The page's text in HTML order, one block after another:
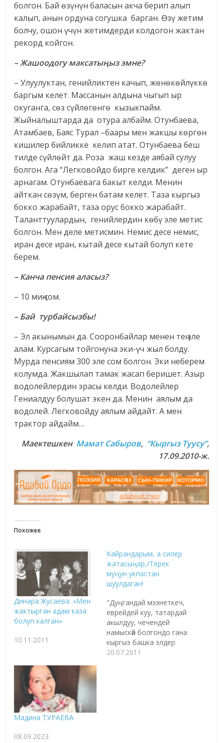
болгон. Бай өзүнүн баласын акча берип алып
калып, анын ордуна согушка барган. Өзү жетим
болчу, ошон үчүн жетимдерди колдогон жактан
рекорд койгон.
– Жашоодогу максатыңыз эмне?
– Улуулуктан, генийликтен качып, жөнөкөйлүккө
баргым келет. Массанын алдына чыгып ыр
окуганга, сөз сүйлөгөнгө кызыкпайм.
Жыйналыштарда да отура албайм. Отунбаева,
Атамбаев, Баяс Турал –баары мен жакшы көргөн
кишилер бийликке келип атат. Отунбаева беш
тилде сүйлөйт да. Роза жаш кезде аябай сулуу
болгон. Ага “Легковойдо бирге келдик” деген ыр
арнагам. Отунбаевага бакыт келди. Менин
айткан сөзүм, берген батам келет. Таза кыргыз
бокко жарабайт, таза орус бокко жарабайт.
Талант­туу­лар­дын, генийлердин көбү эле метис
болгон. Мен деле метисмин. Немис десе немис,
иран десе иран, кытай десе кытай болуп кете
берем.
– Канча пенсия аласыз?
– 10 миң сом.
– Бай турбайсызбы!
– Эл акынымын да. Сооронбайлар менен тең эле
алам. Курсагым тойгонуна эки-үч жыл болду.
Мурда пенсиям 300 эле сом болгон. Эки неберем
колумда. Жакшылап тамак жасап беришет. Азыр
водолейлердин эрасы келди. Водолейлер
Гениалдуу болушат экен да. Менин аялым да
водолей. Легковойду аялым айдайт. А мен
трактор айдайм…
Маектешкен Мамат Сабыров, “Кыргыз Туусу”,
17.09.2010-ж.
Похожее
Динара Жусаева: «Мен
жактырган адам каза
болуп калган»
10.11.2011
Кайрандарым, а силер
жатасыңар,/Терек
муңун укпастан
шуулдаган!
"Дуңгандай мээнеткеч,
еврейдей куу, татардай
акылдуу, чечендей
намыскөй болгондо гана
кыргыз башка элдер
менен теңтайлаша
20.07.2011
Мадина ТУРАЕВА
08.09.2023